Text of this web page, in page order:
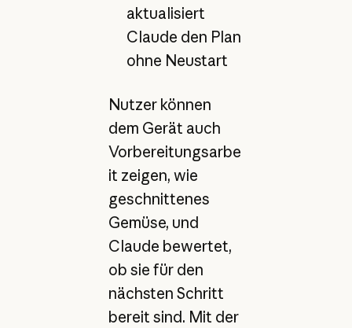
aktualisiert
Claude den Plan
ohne Neustart
Nutzer können
dem Gerät auch
Vorbereitungsarbe
it zeigen, wie
geschnittenes
Gemüse, und
Claude bewertet,
ob sie für den
nächsten Schritt
bereit sind. Mit der